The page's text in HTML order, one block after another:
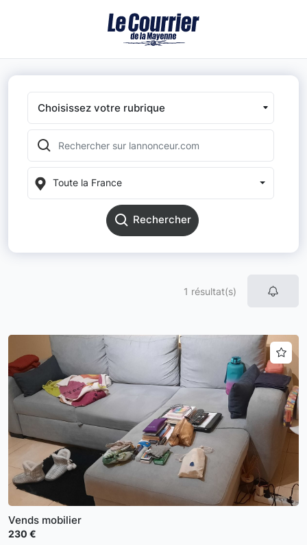
Choisissez votre rubrique
Toute la France
Rechercher
1 résultat(s)
Vends mobilier
230 €